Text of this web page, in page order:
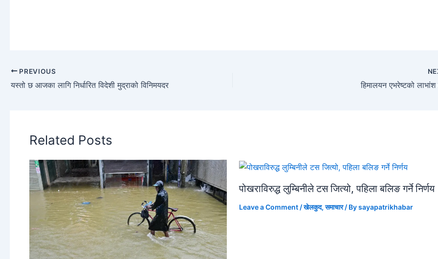
PREVIOUS
यस्तो छ आजका लागि निर्धारित विदेशी मुद्राको विनिमयदर हिमालयन एभरेष्टको लाभांश
Related Posts
पोखराविरुद्ध लुम्बिनीले टस जित्यो, पहिला बलिङ गर्ने निर्णय
Leave a Comment /खेलकुद,समाचार/ Bysayapatrikhabar